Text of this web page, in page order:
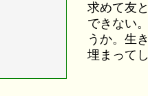
求めて友
できない
うか。生
埋まって